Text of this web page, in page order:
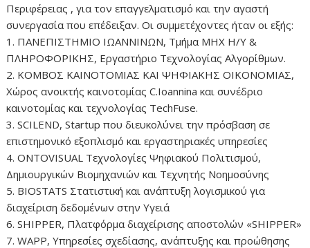
Περιφέρειας , για τον επαγγελματισμό και την αγαστή
συνεργασία που επέδειξαν. Οι συμμετέχοντες ήταν οι εξής:
1. ΠΑΝΕΠΙΣΤΗΜΙΟ ΙΩΑΝΝΙΝΩΝ, Τμήμα ΜΗΧ Η/Υ &
ΠΛΗΡΟΦΟΡΙΚΗΣ, Εργαστήριο Τεχνολογίας Αλγορίθμων.
2. ΚΟΜΒΟΣ ΚΑΙΝΟΤΟΜΙΑΣ ΚΑΙ ΨΗΦΙΑΚΗΣ ΟΙΚΟΝΟΜΙΑΣ,
Χώρος ανοικτής καινοτομίας C.Ioannina και συνέδριο
καινοτομίας και τεχνολογίας ΤechFuse.
3. SCILEND, Startup που διευκολύνει την πρόσβαση σε
επιστημονικό εξοπλισμό και εργαστηριακές υπηρεσίες
4. ONTOVISUAL Τεχνολογίες Ψηφιακού Πολιτισμού,
Δημιουργικών Βιομηχανιών και Τεχνητής Νοημοσύνης
5. BIOSTATS Στατιστική και ανάπτυξη λογισμικού για
διαχείριση δεδομένων στην Υγειά
6. SHIPPER, Πλατφόρμα διαχείρισης αποστολών «SHIPPER»
7. WAPP, Υπηρεσίες σχεδίασης, ανάπτυξης και προώθησης